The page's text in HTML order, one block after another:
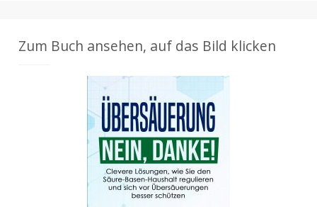
Zum Buch ansehen, auf das Bild klicken